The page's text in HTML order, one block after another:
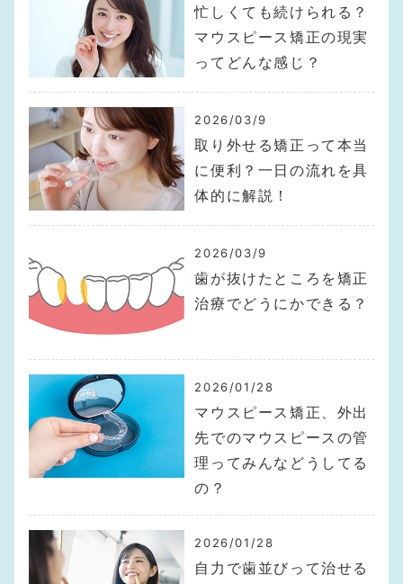
忙しくても続けられる？
マウスピース矯正の現実
ってどんな感じ？
2026/03/9
取り外せる矯正って本当
に便利？一日の流れを具
体的に解説！
2026/03/9
歯が抜けたところを矯正
治療でどうにかできる？
2026/01/28
マウスピース矯正、外出
先でのマウスピースの管
理ってみんなどうしてる
の？
2026/01/28
自力で歯並びって治せる